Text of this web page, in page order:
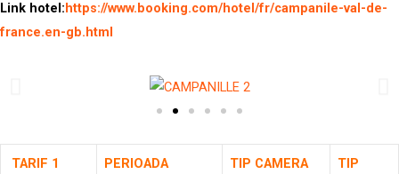
Link hotel: https://www.booking.com/hotel/fr/campanile-val-de-
france.en-gb.html
TARIF 1
PERIOADA TIP CAMERA
TIP